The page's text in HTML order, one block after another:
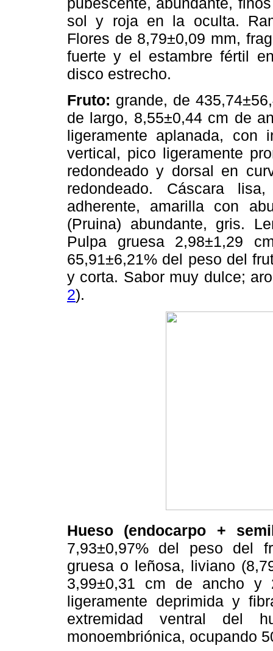
sol y roja en la oculta.
Flores de 8,79±0,09 mm,
fuerte y el estambre fértil
disco estrecho.
Fruto: grande, de
de largo, 8,55±0,44 cm de
ligeramente aplanada, con
vertical, pico ligeramente
redondeado y dorsal en
redondeado. Cáscara
adherente, amarilla con
(Pruina) abundante, gris.
Pulpa gruesa 2,98±1,29
65,91±6,21% del peso del
y corta. Sabor muy dulce;
2).
Hueso (endocarpo +
7,93±0,97% del peso del
gruesa o leñosa, liviano
3,99±0,31 cm de ancho y
ligeramente deprimida y
extremidad ventral del
monoembriónica, ocupando